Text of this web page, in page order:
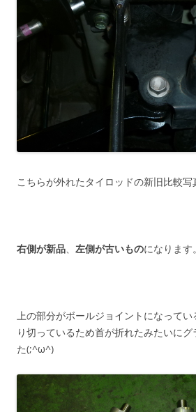
こちらが外れたタイロッドの新旧比較写
右側が新品、 左側が古いものになります。
上の部分がボールジョイントになって
り切っているため首が折れたみたいに
た(;^ω^)